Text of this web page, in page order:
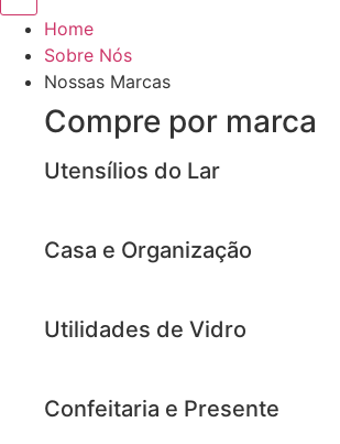
Home
Sobre Nós
Nossas Marcas
Compre por marca
Utensílios do Lar
Casa e Organização
Utilidades de Vidro
Confeitaria e Presente